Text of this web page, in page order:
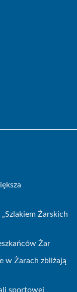
Żarskich
Żar
w Żarach zbliżają
sportowej